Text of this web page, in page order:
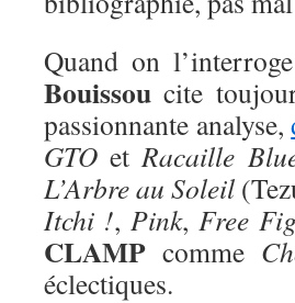
Quand on
Bouissou cite
passionnante analyse,
GTO etRacaille
L’Arbre au Soleil
Itchi !,Pink,Free
CLAMP comme
éclectiques.